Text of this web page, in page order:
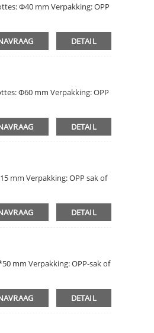
Φ40 mm Verpakking: OPP
DETAIL
Φ60 mm Verpakking: OPP
DETAIL
mm Verpakking: OPP sak of
DETAIL
mm Verpakking: OPP-sak of
DETAIL